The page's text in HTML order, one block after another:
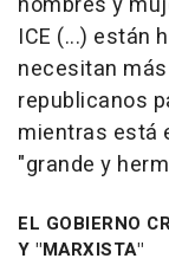
ICE (...) están
necesitan
republicanos
mientras está
"grande y
EL GOBIERNO
Y "MARXISTA"